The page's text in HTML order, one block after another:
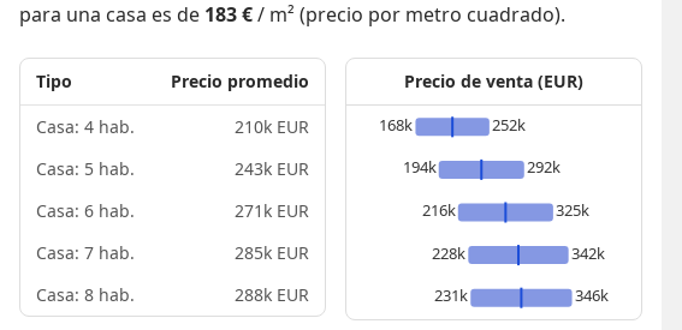
para una casa es de 183 €/ m² (precio por metro cuadrado).
Tipo
Precio promedio
Casa: 4 hab.
210k EUR
Casa: 5 hab.
243k EUR
Casa: 6 hab.
271k EUR
Casa: 7 hab.
285k EUR
Casa: 8 hab.
288k EUR
Precio de venta (EUR)
168k
252k
194k
292k
216k
325k
228k
342k
231k
346k